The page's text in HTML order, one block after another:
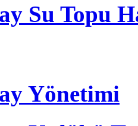
Su Topu
Yönetimi